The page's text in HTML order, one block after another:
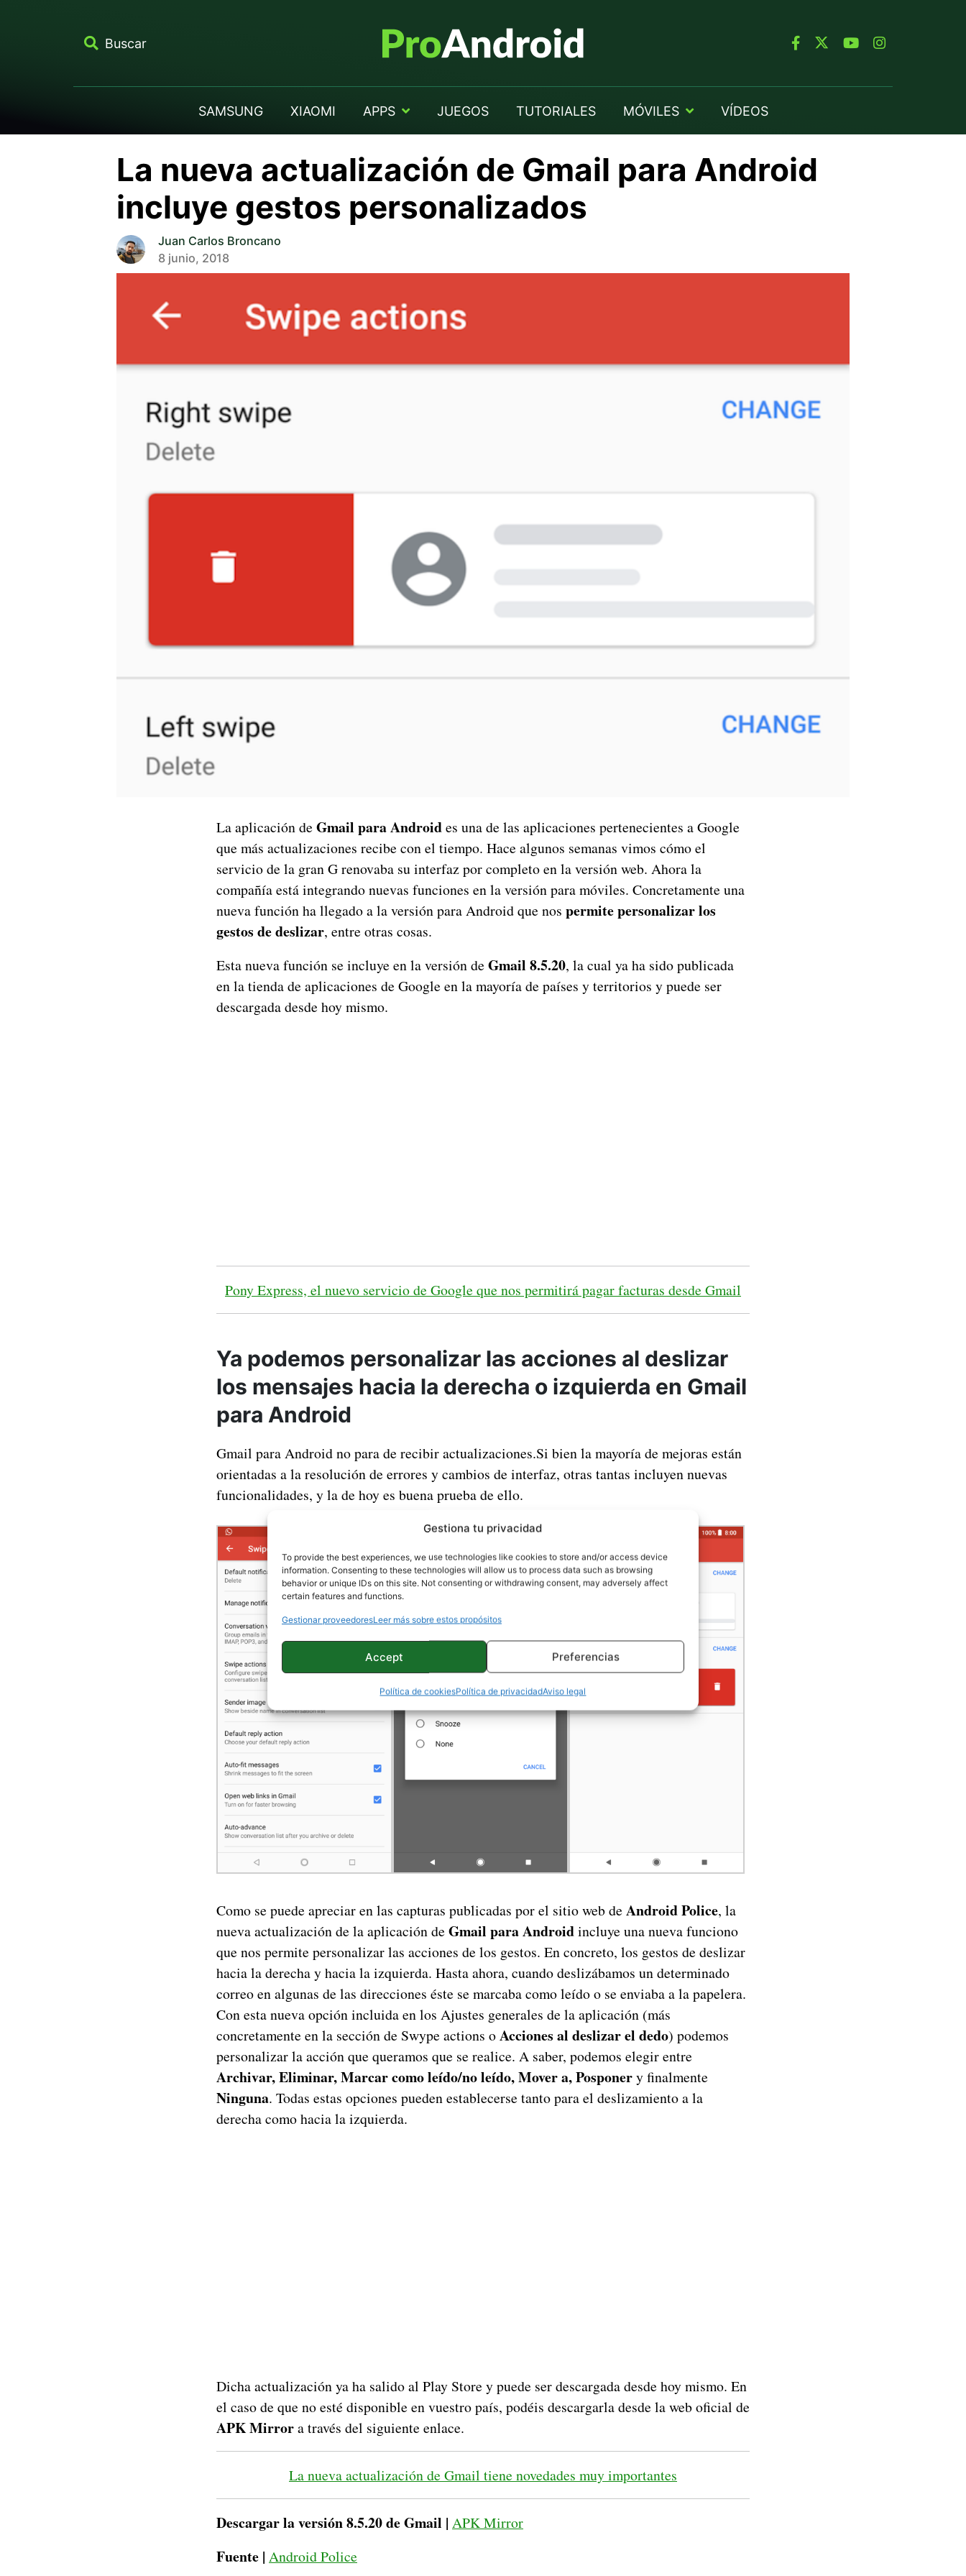
Gestiona tu privacidad
To provide the best experiences, we use technologies like cookies to store and/or access device
information. Consenting to these technologies will allow us to process data such as browsing
behavior or unique IDs on this site. Not consenting or withdrawing consent, may adversely affect
certain features and functions.
Gestionar proveedoresLeer más sobre estos propósitos
Accept Preferencias
Política de cookiesPolítica de privacidadAviso legal
Buscar
SAMSUNG XIAOMI APPS JUEGOS TUTORIALES MÓVILES VÍDEOS
La nueva actualización de Gmail para Android
incluye gestos personalizados
Juan Carlos Broncano
8 junio, 2018
La aplicación de Gmail para Androides una de las aplicaciones pertenecientes a Google
que más actualizaciones recibe con el tiempo. Hace algunos semanas vimos cómo el
servicio de la gran G renovaba su interfaz por completo en la versión web. Ahora la
compañía está integrando nuevas funciones en la versión para móviles. Concretamente una
nueva función ha llegado a la versión para Android que nos permite personalizar los
gestos de deslizar, entre otras cosas.
Esta nueva función se incluye en la versión de Gmail 8.5.20, la cual ya ha sido publicada
en la tienda de aplicaciones de Google en la mayoría de países y territorios y puede ser
descargada desde hoy mismo.
Pony Express, el nuevo servicio de Google que nos permitirá pagar facturas desde Gmail
Ya podemos personalizar las acciones al deslizar
los mensajes hacia la derecha o izquierda en Gmail
para Android
Gmail para Android no para de recibir actualizaciones.Si bien la mayoría de mejoras están
orientadas a la resolución de errores y cambios de interfaz, otras tantas incluyen nuevas
funcionalidades, y la de hoy es buena prueba de ello.
Como se puede apreciar en las capturas publicadas por el sitio web de Android Police, la
nueva actualización de la aplicación de Gmail para Androidincluye una nueva funciono
que nos permite personalizar las acciones de los gestos. En concreto, los gestos de deslizar
hacia la derecha y hacia la izquierda. Hasta ahora, cuando deslizábamos un determinado
correo en algunas de las direcciones éste se marcaba como leído o se enviaba a la papelera.
Con esta nueva opción incluida en los Ajustes generales de la aplicación (más
concretamente en la sección de Swype actions oAcciones al deslizar el dedo) podemos
personalizar la acción que queramos que se realice. A saber, podemos elegir entre
Archivar, Eliminar, Marcar como leído/no leído, Mover a, Posponery finalmente
Ninguna. Todas estas opciones pueden establecerse tanto para el deslizamiento a la
derecha como hacia la izquierda.
Dicha actualización ya ha salido al Play Store y puede ser descargada desde hoy mismo. En
el caso de que no esté disponible en vuestro país, podéis descargarla desde la web oficial de
APK Mirrora través del siguiente enlace.
La nueva actualización de Gmail tiene novedades muy importantes
Descargar la versión 8.5.20 de Gmail | APK Mirror
Fuente | Android Police